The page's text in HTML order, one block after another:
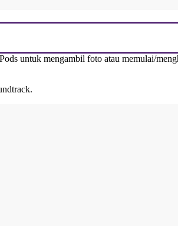
untuk mengambil foto atau memulai/